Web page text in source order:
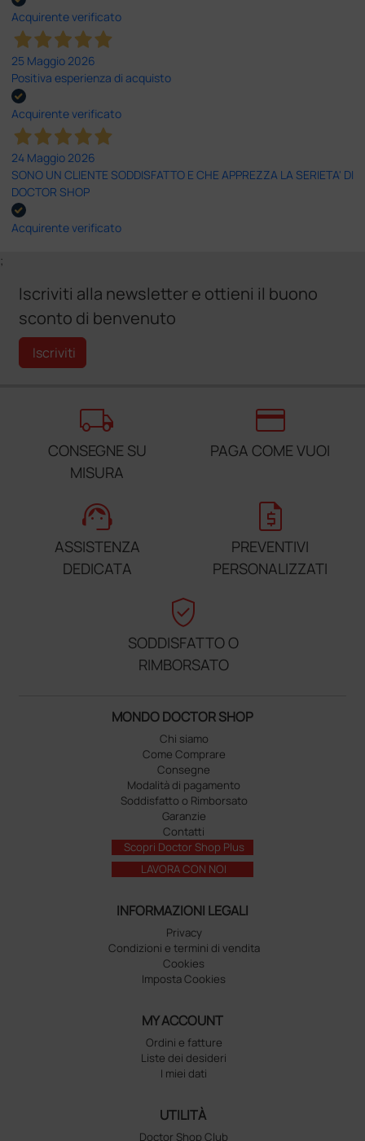
Acquirente verificato
25 Maggio 2026
Positiva esperienza di acquisto
Acquirente verificato
24 Maggio 2026
SONO UN CLIENTE SODDISFATTO E CHE APPREZZA LA SERIETA' DI
DOCTOR SHOP
Acquirente verificato
;
Iscriviti alla newsletter e ottieni il buono
sconto di benvenuto
Iscriviti
local_shipping
CONSEGNE SU
MISURA
credit_card
PAGA COME VUOI
support_agent
ASSISTENZA
DEDICATA
request_quote
PREVENTIVI
PERSONALIZZATI
verified_user
SODDISFATTO O
RIMBORSATO
MONDO DOCTOR SHOP
Chi siamo
Come Comprare
Consegne
Modalità di pagamento
Soddisfatto o Rimborsato
Garanzie
Contatti
Scopri Doctor Shop Plus
LAVORA CON NOI
INFORMAZIONI LEGALI
Privacy
Condizioni e termini di vendita
Cookies
Imposta Cookies
MY ACCOUNT
Ordini e fatture
Liste dei desideri
I miei dati
UTILITÀ
Doctor Shop Club